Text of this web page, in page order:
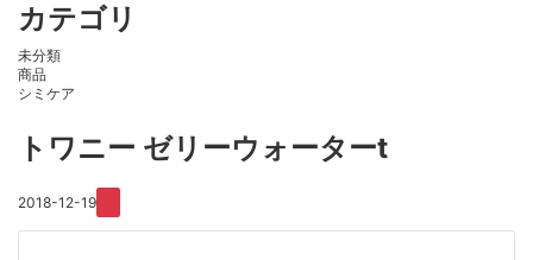
カテゴリ
未分類
商品
シミケア
トワニー ゼリーウォーターt
2018-12-19